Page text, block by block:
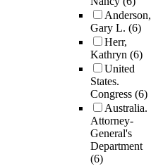
Anderson,
Gary L. (6)
Herr,
Kathryn (6)
United
States.
Congress (6)
Australia.
Attorney-
General's
Department
(6)